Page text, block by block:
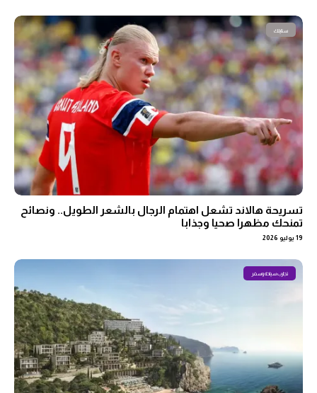
ستايلك
تسريحة هالاند تشعل اهتمام الرجال بالشعر الطويل.. ونصائح
تمنحك مظهرا صحيا وجذابا
19 يوليو 2026
تجارب سياحة وسفر